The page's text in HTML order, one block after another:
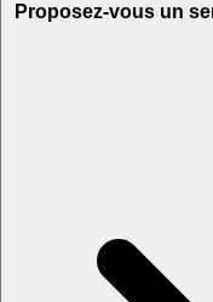
Proposez-vous un